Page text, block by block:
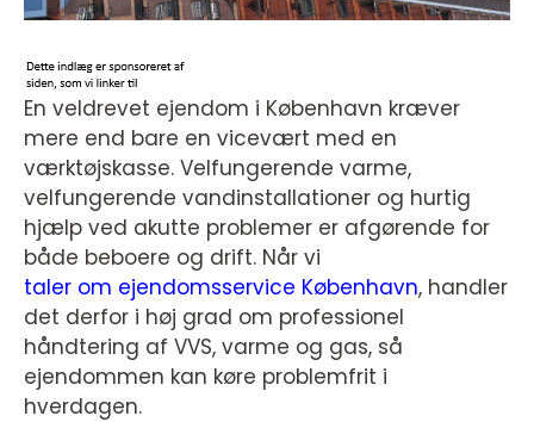
En veldrevet ejendom i København kræver
mere end bare en vicevært med en
værktøjskasse. Velfungerende varme,
velfungerende vandinstallationer og hurtig
hjælp ved akutte problemer er afgørende for
både beboere og drift. Når vi
taler om ejendomsservice København, handler
det derfor i høj grad om professionel
håndtering af VVS, varme og gas, så
ejendommen kan køre problemfrit i
hverdagen.